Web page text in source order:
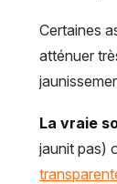
Certaines
atténuer
La vraie
jaunit pas)